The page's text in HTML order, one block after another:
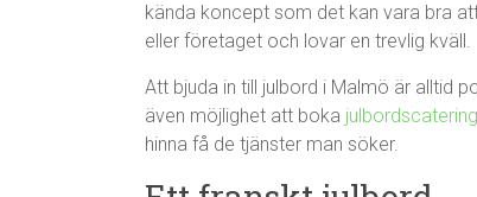
kända koncept som det kan vara bra
eller företaget och lovar en trevlig kväll.
Att bjuda in till julbord i Malmö är alltid
även möjlighet att boka julbordscatering
hinna få de tjänster man söker.